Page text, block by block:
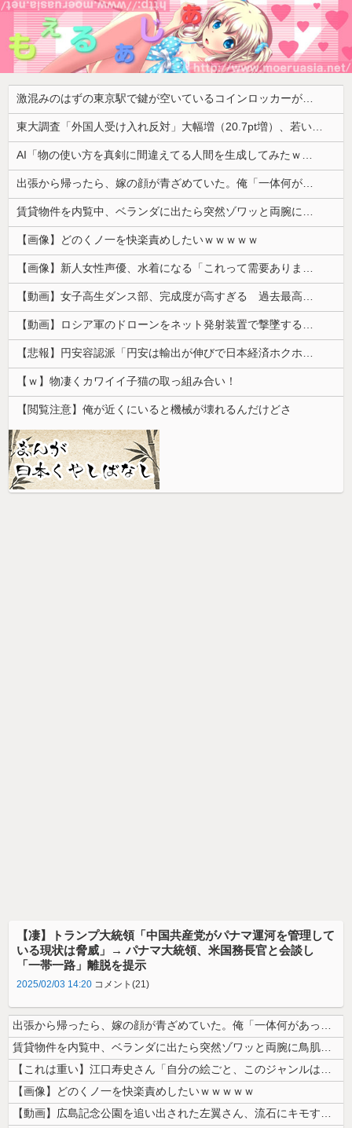
激混みのはずの東京駅で鍵が空いているコインロッカーが散見、「ラッキー」と思って中を確認してみると……
東大調査「外国人受け入れ反対」大幅増（20.7pt増）、若い世代で増加幅大
AI「物の使い方を真剣に間違えてる人間を生成してみたｗｗｗｗ」
出張から帰ったら、嫁の顔が青ざめていた。俺「一体何があったんだ？」嫁「…」→子供たちに話を聞くと…
賃貸物件を内覧中、ベランダに出たら突然ゾワッと両腕に鳥肌が出た。「やっぱりこの部屋嫌だ」と思った瞬間、体が前にドンッと突き飛ばされて…
【画像】どのくノ一を快楽責めしたいｗｗｗｗｗ
【画像】新人女性声優、水着になる「これって需要ありますか？」
【動画】女子高生ダンス部、完成度が高すぎる 過去最高傑作と話題にｗｗｗｗ
【動画】ロシア軍のドローンをネット発射装置で撃墜するウクライナ。
【悲報】円安容認派「円安は輸出が伸びで日本経済ホクホク！」⇒ 世界に売る物が無さすぎて輸出額で韓国に惨敗・・・
【ｗ】物凄くカワイイ子猫の取っ組み合い！
【閲覧注意】俺が近くにいると機械が壊れるんだけどさ
【凄】トランプ大統領「中国共産党がパナマ運河を管理して
いる現状は脅威」→ パナマ大統領、米国務長官と会談し
「一帯一路」離脱を提示
2025/02/03 14:20 コメント(21)
出張から帰ったら、嫁の顔が青ざめていた。俺「一体何があったんだ？」嫁「...
賃貸物件を内覧中、ベランダに出たら突然ゾワッと両腕に鳥肌が出た。「やっ...
【これは重い】江口寿史さん「自分の絵ごと、このジャンルはそろそろ終わり...
【画像】どのくノ一を快楽責めしたいｗｗｗｗｗ
【動画】広島記念公園を追い出された左翼さん、流石にキモすぎて炎上